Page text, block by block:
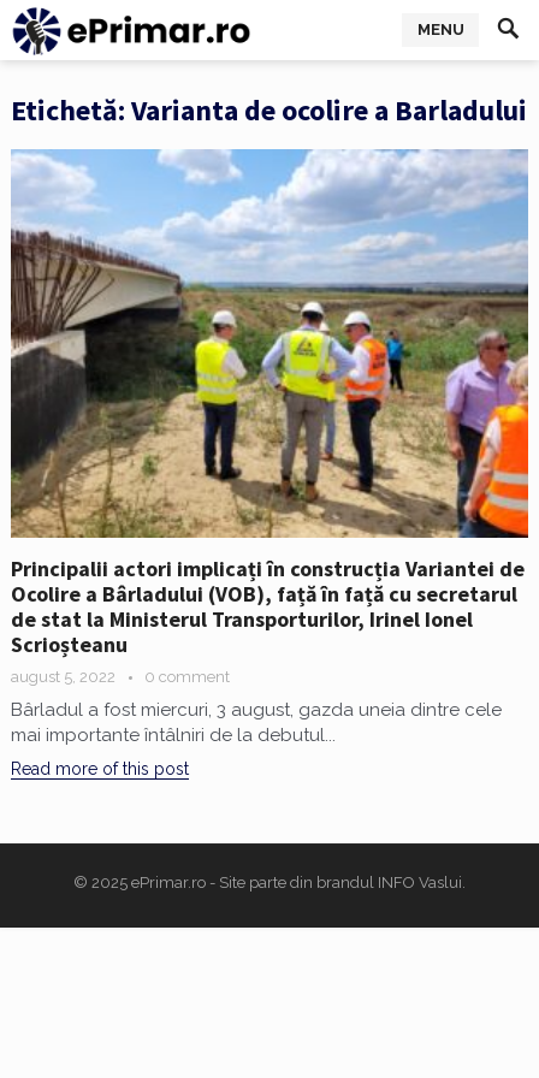
MENU
Etichetă:Varianta de ocolire a Barladului
Principalii actori implicați în construcția Variantei de
Ocolire a Bârladului (VOB), față în față cu secretarul
de stat la Ministerul Transporturilor, Irinel Ionel
Scrioșteanu
august 5, 2022 0 comment
Bârladul a fost miercuri, 3 august, gazda uneia dintre cele
mai importante întâlniri de la debutul...
Read more of this post
© 2025 ePrimar.ro - Site parte din brandul INFO Vaslui